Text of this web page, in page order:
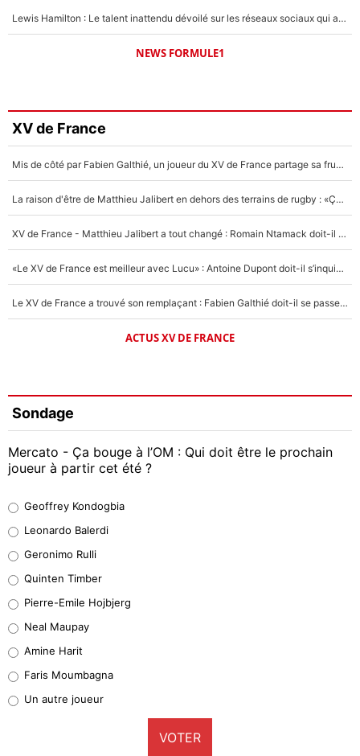
Lewis Hamilton : Le talent inattendu dévoilé sur les réseaux sociaux qui a impressionné Kim Kardashian pendant leurs vacances en amoureux !
NEWS FORMULE1
XV de France
Mis de côté par Fabien Galthié, un joueur du XV de France partage sa frustration : «ils ne me l’ont pas dit tout de suite»
La raison d'être de Matthieu Jalibert en dehors des terrains de rugby : «Ça m'atteint autant que si tu touches à un membre de ma famille»
XV de France - Matthieu Jalibert a tout changé : Romain Ntamack doit-il s’inquiéter pour sa place à un an de la Coupe du monde ?
«Le XV de France est meilleur avec Lucu» : Antoine Dupont doit-il s’inquiéter pour sa place ?
Le XV de France a trouvé son remplaçant : Fabien Galthié doit-il se passer d'Antoine Dupont ?
ACTUS XV DE FRANCE
Sondage
Mercato - Ça bouge à l’OM : Qui doit être le prochain
joueur à partir cet été ?
38%
32%
4%
1%
9%
Geoffrey Kondogbia
Leonardo Balerdi
Geronimo Rulli
Quinten Timber
Pierre-Emile Hojbjerg
Neal Maupay
Amine Harit
Faris Moumbagna
Un autre joueur
VOTER